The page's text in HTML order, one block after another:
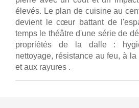
élevés. Le plan de cuisine au
devient le cœur battant de
temps le théâtre d'une série de
propriétés de la dalle :
nettoyage, résistance au feu, à
et aux rayures .